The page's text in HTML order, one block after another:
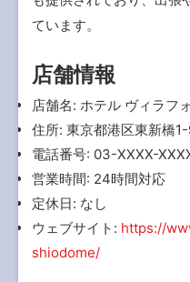
ています。
店舗情報
店舗名: ホテル ヴィラフ
住所: 東京都港区東新橋
電話番号: 03-XXXX-
営業時間: 24時間対応
定休日: なし
ウェブサイト: https://
shiodome/